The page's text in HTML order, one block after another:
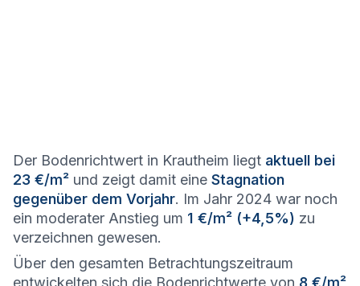
Der Bodenrichtwert in Krautheim liegt aktuell bei
23 €/m² und zeigt damit eine Stagnation
gegenüber dem Vorjahr. Im Jahr 2024 war noch
ein moderater Anstieg um 1 €/m² (+4,5%) zu
verzeichnen gewesen.
Über den gesamten Betrachtungszeitraum
entwickelten sich die Bodenrichtwerte von 8 €/m²